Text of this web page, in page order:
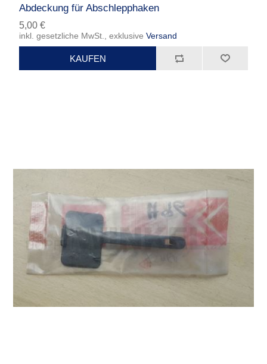
Abdeckung für Abschlepphaken
5,00 €
inkl. gesetzliche MwSt., exklusiveVersand